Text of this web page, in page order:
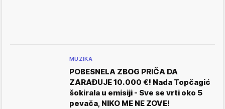
MUZIKA
POBESNELA ZBOG PRIČA DA
ZARAĐUJE 10.000 €! Nada Topčagić
šokirala u emisiji - Sve se vrti oko 5
pevača, NIKO ME NE ZOVE!